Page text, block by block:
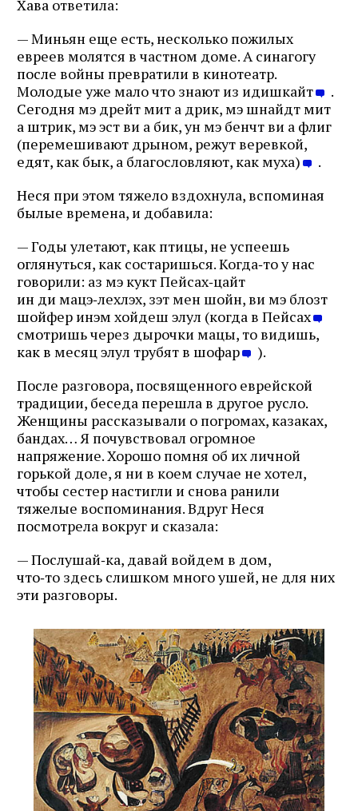
Хава ответила:
— Миньян еще есть, несколько пожилых
евреев молятся в частном доме. А синагогу
после войны превратили в кинотеатр.
Молодые уже мало что знают из идишкайт
.
Сегодня мэ дрейт мит а дрик, мэ шнайдт мит
а штрик, мэ эст ви а бик, ун мэ бенчт ви а флиг
(перемешивают дрыном, режут веревкой,
едят, как бык, а благословляют, как муха)
.
Неся при этом тяжело вздохнула, вспоминая
былые времена, и добавила:
— Годы улетают, как птицы, не успеешь
оглянуться, как состаришься. Когда‑то у нас
говорили: аз мэ кукт Пейсах‑цайт
ин ди мацэ‑лехлэх, зэт мен шойн, ви мэ блозт
шойфер инэм хойдеш элул (когда в Пейсах
смотришь через дырочки мацы, то видишь,
как в месяц элул трубят в шофар
).
После разговора, посвященного еврейской
традиции, беседа перешла в другое русло.
Женщины рассказывали о погромах, казаках,
бандах… Я почувствовал огромное
напряжение. Хорошо помня об их личной
горькой доле, я ни в коем случае не хотел,
чтобы сестер настигли и снова ранили
тяжелые воспоминания. Вдруг Неся
посмотрела вокруг и сказала:
— Послушай‑ка, давай войдем в дом,
что‑то здесь слишком много ушей, не для них
эти разговоры.